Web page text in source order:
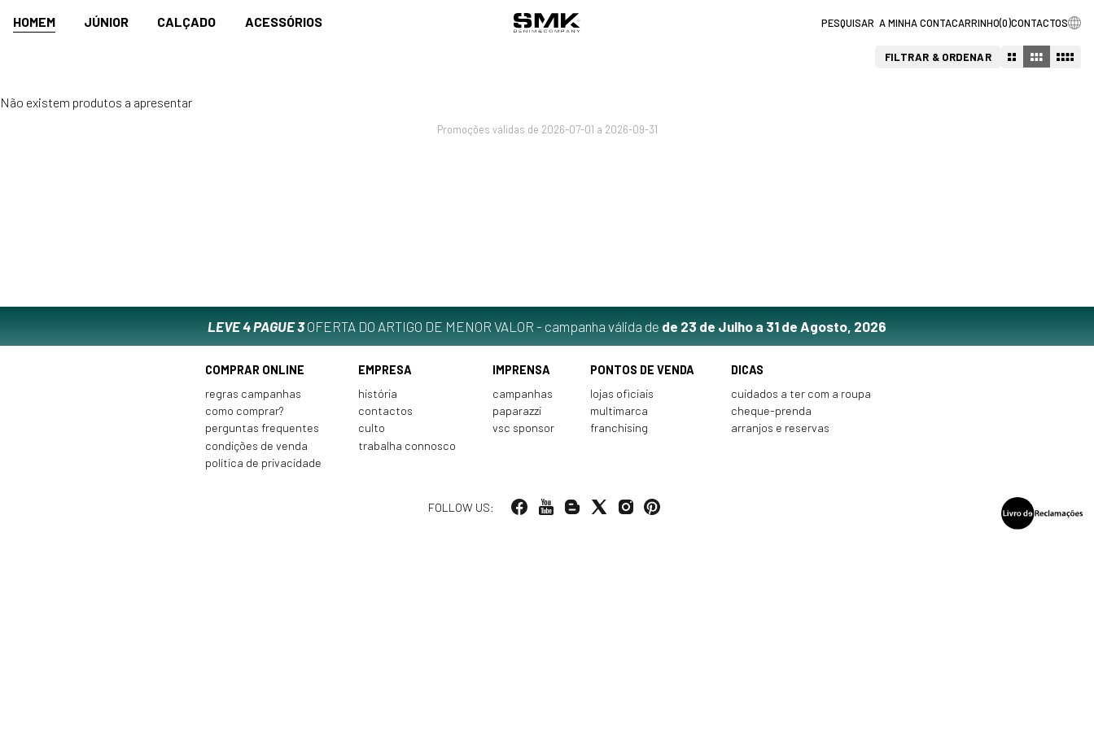
HOMEM JÚNIOR CALÇADO ACESSÓRIOS A MINHA CONTACARRINHO(0)CONTACTOS
FILTRAR & ORDENAR
Não existem produtos a apresentar
Promoções válidas de 2026-07-01 a 2026-09-31
LEVE 4 PAGUE 3OFERTA DO ARTIGO DE MENOR VALOR - campanha válida de de 23 de Julho a 31 de Agosto, 2026
COMPRAR ONLINE
regras campanhas
como comprar?
perguntas frequentes
condições de venda
política de privacidade
EMPRESA
história
contactos
culto
trabalha connosco
IMPRENSA
campanhas
paparazzi
vsc sponsor
PONTOS DE VENDA
lojas oficiais
multimarca
franchising
DICAS
cuidados a ter com a roupa
cheque-prenda
arranjos e reservas
FOLLOW US: